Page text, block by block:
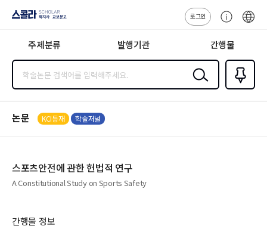
지사·교보문고
로그인
센
주제분류 발행기관 간행물
검색
즐겨찾
기0
논문 KCI등재 학술저널
스포츠안전에 관한 헌법적 연구
A Constitutional Study on Sports Safety
간행물 정보